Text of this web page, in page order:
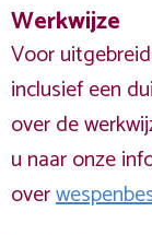
Werkwijze
Voor
inclusief een
over de
u naar onze
over